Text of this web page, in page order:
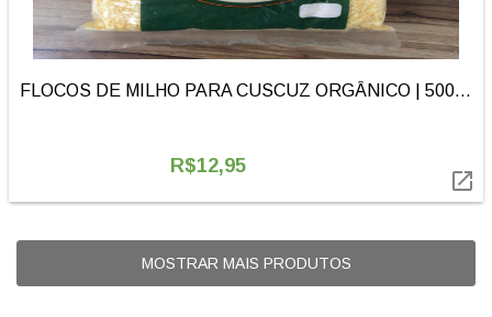
FLOCOS DE MILHO PARA CUSCUZ ORGÂNICO | 500G | MANO VELHO
R$12,95

MOSTRAR MAIS PRODUTOS